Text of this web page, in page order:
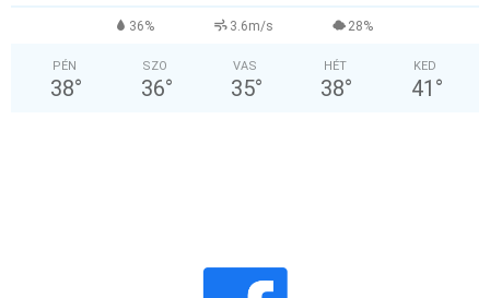
36% 3.6m/s 28%
PÉN
38°
SZO
36°
VAS
35°
HÉT
38°
KED
41 °